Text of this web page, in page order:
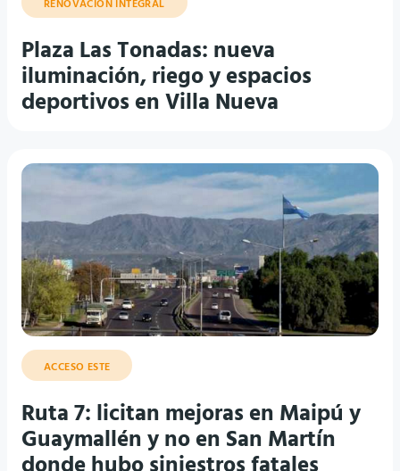
Plaza Las Tonadas: nueva
iluminación, riego y espacios
deportivos en Villa Nueva
ACCESO ESTE
Ruta 7: licitan mejoras en Maipú y
Guaymallén y no en San Martín
donde hubo siniestros fatales